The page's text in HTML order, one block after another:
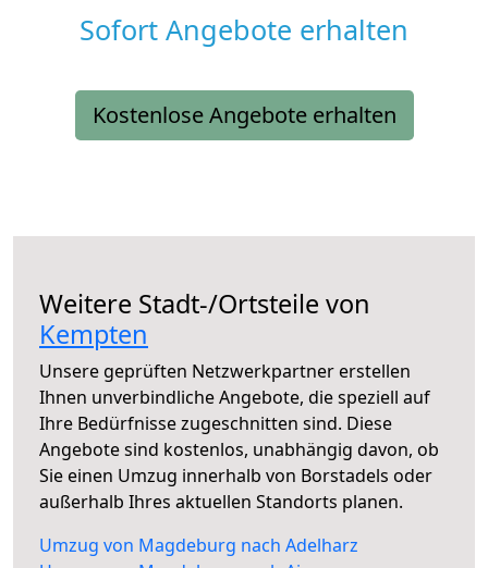
Sofort Angebote erhalten
Kostenlose Angebote erhalten
Weitere Stadt-/Ortsteile von
Kempten
Unsere geprüften Netzwerkpartner erstellen
Ihnen unverbindliche Angebote, die speziell auf
Ihre Bedürfnisse zugeschnitten sind. Diese
Angebote sind kostenlos, unabhängig davon, ob
Sie einen Umzug innerhalb von Borstadels oder
außerhalb Ihres aktuellen Standorts planen.
Umzug von Magdeburg nach Adelharz